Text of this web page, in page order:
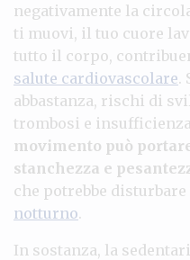
negativamente la
ti muovi, il tuo cuore
tutto il corpo,
salute cardiovascolare.
abbastanza, rischi di
trombosi e
movimento può
stanchezza e
che potrebbe
notturno.
In sostanza, la